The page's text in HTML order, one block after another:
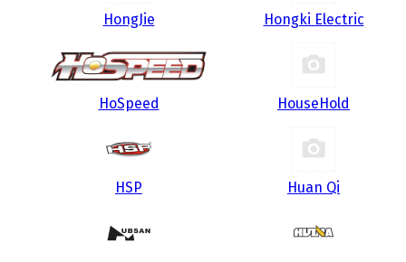
HongJie Hongki Electric
HoSpeed HouseHold
HSP Huan Qi